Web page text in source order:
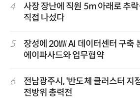
4
사장 장난에 직원 5m 아래로 추
직접 나섰다
5
장성에 20㎿ AI 데이터센터 구축
에이파사드와 업무협약
6
전남광주시, '반도체 클러스터
전방위 총력전